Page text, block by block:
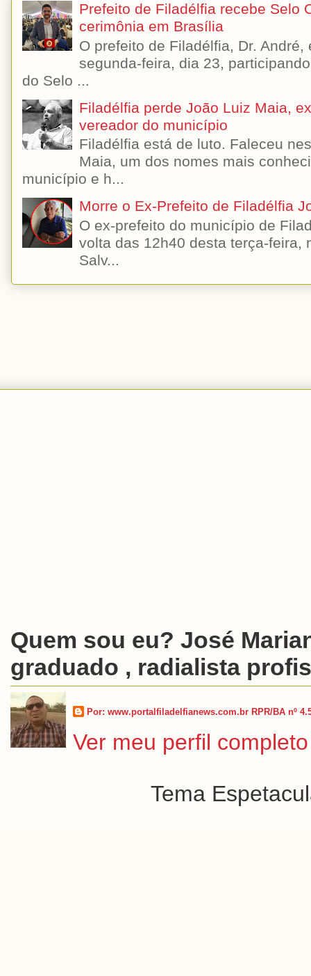
Prefeito de Filadélfia recebe Selo
cerimônia em Brasília
O prefeito de Filadélfia, Dr.
segunda-feira, dia 23,
do Selo ...
Filadélfia perde João Luiz Maia,
vereador do município
Filadélfia está de luto. Faleceu
Maia, um dos nomes mais
município e h...
Morre o Ex-Prefeito de Filadélfia
O ex-prefeito do município de
volta das 12h40 desta terça-feira,
Salv...
Quem sou eu? José
graduado , radialista
Por: www.portalfiladelfianews.com.br RPR/BA nº
Ver meu perfil completo
Tema